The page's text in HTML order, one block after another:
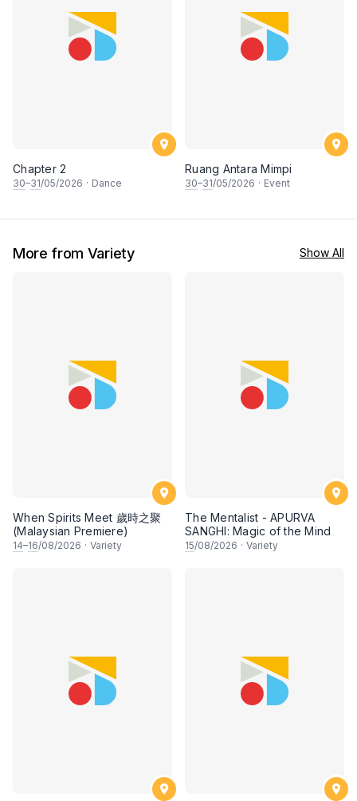
Chapter 2
30–31/05/2026 · Dance
Ruang Antara Mimpi
30–31/05/2026 · Event
More from Variety Show All
When Spirits Meet 歲時之聚
(Malaysian Premiere)
14–16/08/2026 · Variety
The Mentalist - APURVA
SANGHI: Magic of the Mind
15/08/2026 · Variety